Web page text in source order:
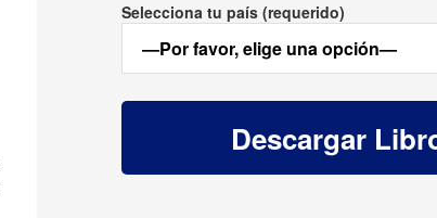
Selecciona tu país (requerido)